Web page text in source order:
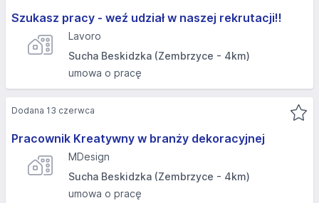
Szukasz pracy - weź udział w naszej rekrutacji!!
Lavoro
Sucha Beskidzka (Zembrzyce - 4km)
umowa o pracę
Pracownik Kreatywny w branży dekoracyjnej
MDesign
Sucha Beskidzka (Zembrzyce - 4km)
umowa o pracę
Dodana 13 czerwca